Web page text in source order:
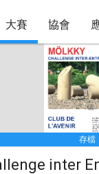
大賽 協會
存檔
inter
1月
New Year's Throw
2020年1月1日|捷克
Tournoi Mixte
2020年1月11日| 法